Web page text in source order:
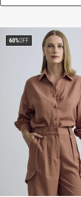
60%OFF